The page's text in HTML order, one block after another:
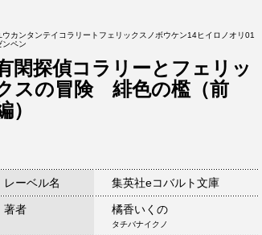
ウカンタンテイコラリートフェリックスノボウケン14ヒイロノオリ01
ンペン
閑探偵コラリーとフェリッ
スの冒険 緋色の檻（前
）
レーベル名 集英社eコバルト文庫
著者 橘香いくの
タチバナイクノ